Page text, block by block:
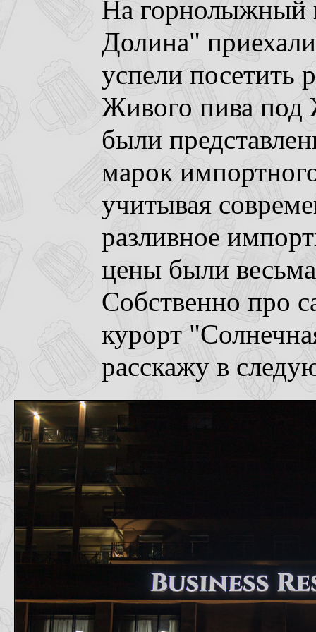
На горнолыжный
Долина"
успели
Живого пива
были
марок
учитывая
разливное
цены были
Собственно про
курорт
расскажу в